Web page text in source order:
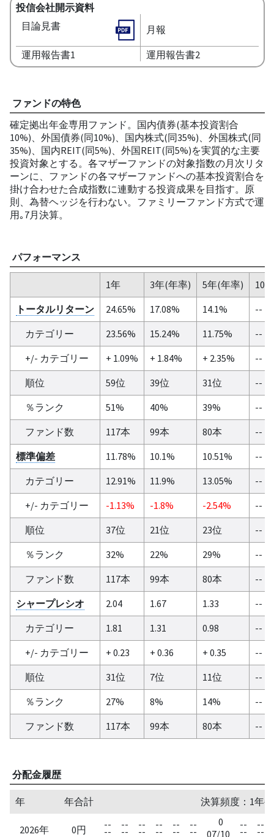
投信会社開示資料
目論見書
月報
運用報告書1 運用報告書2
ファンドの特色
確定拠出年金専用ファンド。国内債券(基本投資割合
10%)、外国債券(同10%)、国内株式(同35%)、外国株式(同
35%)、国内REIT(同5%)、外国REIT(同5%)を実質的な主要
投資対象とする。各マザーファンドの対象指数の月次リタ
ーンに、ファンドの各マザーファンドへの基本投資割合を
掛け合わせた合成指数に連動する投資成果を目指す。原
則、為替ヘッジを行わない。ファミリーファンド方式で運
用｡7月決算。
パフォーマンス
1年 3年(年率) 5年(年率)
10
トータルリターン
24.65% 17.08% 14.1%
--
カテゴリー
23.56% 15.24% 11.75%
--
+/- カテゴリー
+ 1.09% + 1.84% + 2.35%
--
順位
59位 39位 31位
--
％ランク
51% 40% 39%
--
ファンド数
117本 99本 80本
--
標準偏差
11.78% 10.1% 10.51%
--
カテゴリー
12.91% 11.9% 13.05%
--
+/- カテゴリー
-1.13% -1.8% -2.54%
--
順位
37位 21位 23位
--
％ランク
32% 22% 29%
--
ファンド数
117本 99本 80本
--
シャープレシオ
2.04 1.67 1.33
--
カテゴリー
1.81 1.31 0.98
--
+/- カテゴリー
+ 0.23 + 0.36 + 0.35
--
順位
31位 7位 11位
--
％ランク
27% 8% 14%
--
ファンド数
117本 99本 80本 --
分配金履歴
年 年合計 決算頻度：1年
2026年 0円 --
--
--
--
--
--
--
--
--
--
--
--
0
07/10
--
--
--
--